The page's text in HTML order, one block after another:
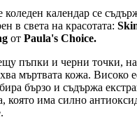
календар се
в света на красотата:
от Paula's Choice.
пъпки и черни точки,
мъртвата кожа. Високо
бързо и съдържа
която има силно